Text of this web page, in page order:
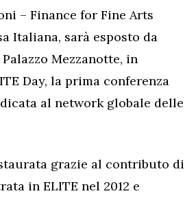
– Finance for Fine Arts
Italiana, sarà esposto da
Mezzanotte, in
Day, la prima conferenza
al network globale delle
grazie al contributo di
in ELITE nel 2012 e